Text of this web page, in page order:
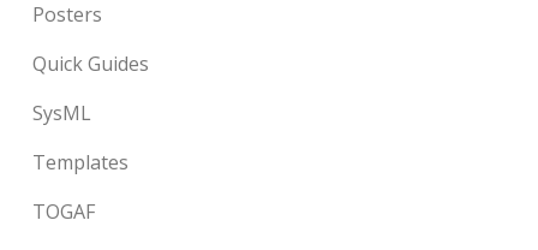
Posters
Quick Guides
SysML
Templates
TOGAF